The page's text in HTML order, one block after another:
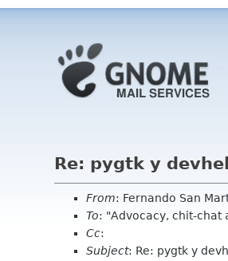
Re: pygtk y
From: Fernando San
To: "Advocacy, chit-
Cc:
Subject: Re: pygtk y